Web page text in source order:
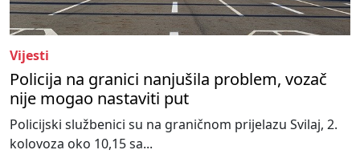
Vijesti
Policija na granici nanjušila problem, vozač
nije mogao nastaviti put
Policijski službenici su na graničnom prijelazu Svilaj, 2.
kolovoza oko 10,15 sa...